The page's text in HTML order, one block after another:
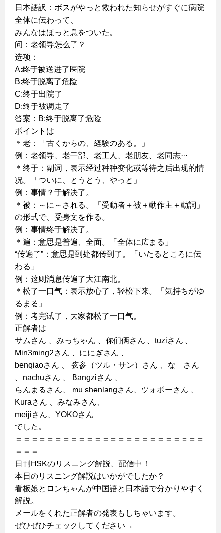
日本語訳：ボスがやっと救われた知らせがすぐに病院
全体に伝わって、
みんなはほっと息をついた。
问：老领导怎么了？
选项：
A:终于被送进了医院
B:终于脱离了危险
C:终于出院了
D:终于被调走了
答案：B:终于脱离了危险
ポイントは
＊老：「古くからの、経験のある。」
例：老领导、老干部、老工人、老朋友、老同志···
＊终于：副词，表示经过种种变化或等待之后出现的情
况。「ついに、とうとう、やっと」
例：事情？于解决了。
＊被：～に～される。「受動者＋被＋動作主＋動詞」
の形式で、受身文を作る。
例：事情终于解决了。
＊遍：意思是普遍、全面。「全体に広まる」
“传遍了”：意思是到处都传到了。「いたるところに伝
わる」
例：这则消息传遍了大江南北。
＊松了一口气：表示放心了，轻松下来。「気持ちがゆ
るまる」
例：考完试了，大家都松了一口气。
正解者は
サムさん 、みっちゃん 、你们俩さん 、tuziさん 、
Min3ming2さん 、ににぎさん 、
benqiaoさん 、 弦参（ツル・サン）さん 、な さん
、nachuさん 、 Bangziさん 、
らんまるさん、 mu shenlangさん、ツォポーさん 、
Kuraさん 、みなみさん、
meijiさん、YOKOさん
でした。
＝＝＝＝＝＝＝＝＝＝＝＝＝＝＝＝＝＝＝＝＝＝＝＝
＝＝＝
日刊HSKのリスニング解説、配信中！
本日のリスニング解説はいかがでしたか？
看板娘とロンちゃんが中国語と日本語で分かりやすく
解説。
メールをくれた正解者の発表もしちゃいます。
ぜひぜひチェックしてください→